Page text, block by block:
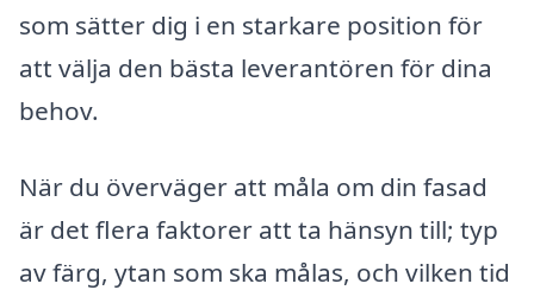
som sätter dig i en starkare position för
att välja den bästa leverantören för dina
behov.
När du överväger att måla om din fasad
är det flera faktorer att ta hänsyn till; typ
av färg, ytan som ska målas, och vilken tid